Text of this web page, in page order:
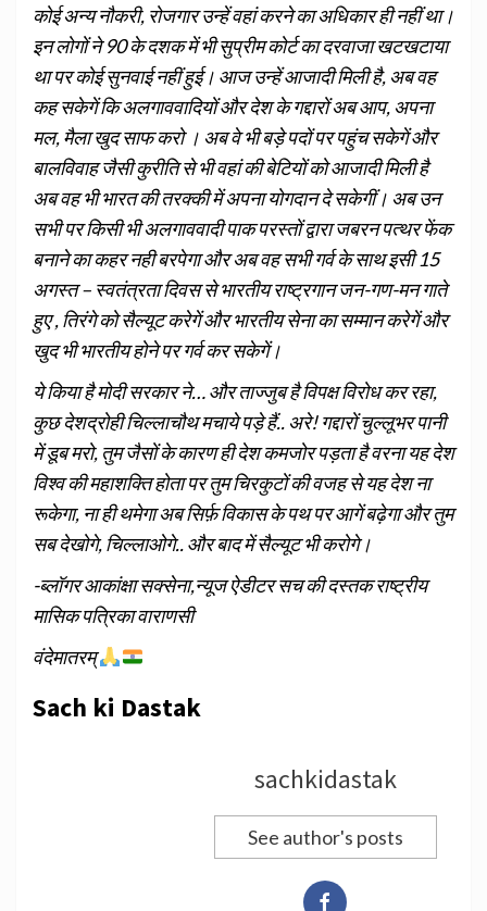
कोई अन्य नौकरी, रोजगार उन्हें वहां करने का अधिकार ही नहीं था।
इन लोगों ने 90 के दशक में भी सुप्रीम कोर्ट का दरवाजा खटखटाया
था पर कोई सुनवाई नहीं हुई। आज उन्हें आजादी मिली है, अब वह
कह सकेगें कि अलगाववादियों और देश के गद्दारों अब आप, अपना
मल, मैला खुद साफ करो । अब वे भी बड़े पदों पर पहुंच सकेगें और
बालविवाह जैसी कुरीति से भी वहां की बेटियों को आजादी मिली है
अब वह भी भारत की तरक्की में अपना योगदान दे सकेगीं। अब उन
सभी पर किसी भी अलगाववादी पाक परस्तों द्वारा जबरन पत्थर फेंक
बनाने का कहर नही बरपेगा और अब वह सभी गर्व के साथ इसी 15
अगस्त – स्वतंत्रता दिवस से भारतीय राष्ट्रगान जन-गण-मन गाते
हुए , तिरंगे को सैल्यूट करेगें और भारतीय सेना का सम्मान करेगें और
खुद भी भारतीय होने पर गर्व कर सकेगें।
ये किया है मोदी सरकार ने… और ताज्जुब है विपक्ष विरोध कर रहा,
कुछ देशद्रोही चिल्लाचौथ मचाये पड़े हैं.. अरे! गद्दारों चुल्लूभर पानी
में डूब मरो, तुम जैसों के कारण ही देश कमजोर पड़ता है वरना यह देश
विश्व की महाशक्ति होता पर तुम चिरकुटों की वजह से यह देश ना
रूकेगा, ना ही थमेगा अब सिर्फ़ विकास के पथ पर आगें बढ़ेगा और तुम
सब देखोगे, चिल्लाओगे.. और बाद में सैल्यूट भी करोगे।
-ब्लॉगर आकांक्षा सक्सेना,न्यूज ऐडीटर सच की दस्तक राष्ट्रीय
मासिक पत्रिका वाराणसी
वंदेमातरम्
Sach ki Dastak
sachkidastak
See author's posts